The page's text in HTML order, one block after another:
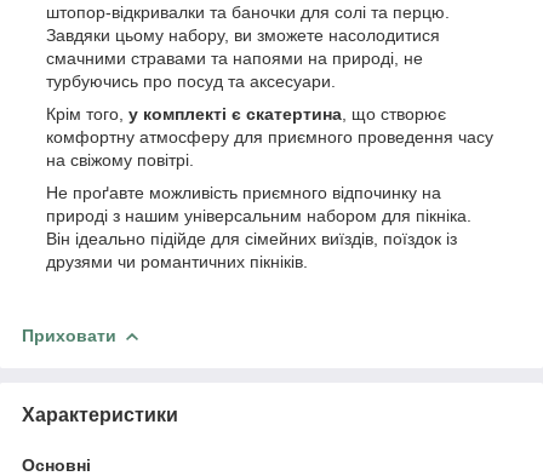
штопор-відкривалки та баночки для солі та перцю.
Завдяки цьому набору, ви зможете насолодитися
смачними стравами та напоями на природі, не
турбуючись про посуд та аксесуари.
Крім того, у комплекті є скатертина , що створює
комфортну атмосферу для приємного проведення часу
на свіжому повітрі.
Не проґавте можливість приємного відпочинку на
природі з нашим універсальним набором для пікніка.
Він ідеально підійде для сімейних виїздів, поїздок із
друзями чи романтичних пікніків.
Приховати
Характеристики
Основні